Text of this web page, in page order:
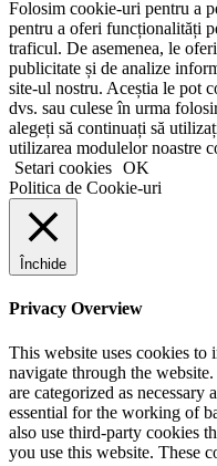
Folosim cookie-uri pentru a
pentru a oferi funcționalități
traficul. De asemenea, le
publicitate și de analize
site-ul nostru. Aceștia le pot
dvs. sau culese în urma
alegeți să continuați să
utilizarea modulelor noastre
Setari cookies OK
Politica de Cookie-uri
Închide
Privacy Overview
This website uses cookies
navigate through the
are categorized as necessary
essential for the working of
also use third-party cookies
you use this website. These